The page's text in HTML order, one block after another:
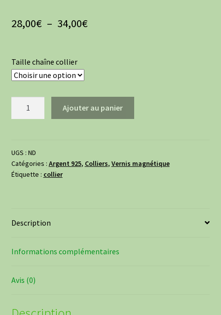
28,00€ – 34,00€Plage
à
34,00€
Taille chaîne collier
en
argent
925
Ajouter au panier
UGS : ND
Catégories : Argent 925, Colliers, Vernis magnétique
Étiquette : collier
Description
Informations complémentaires
Avis (0)